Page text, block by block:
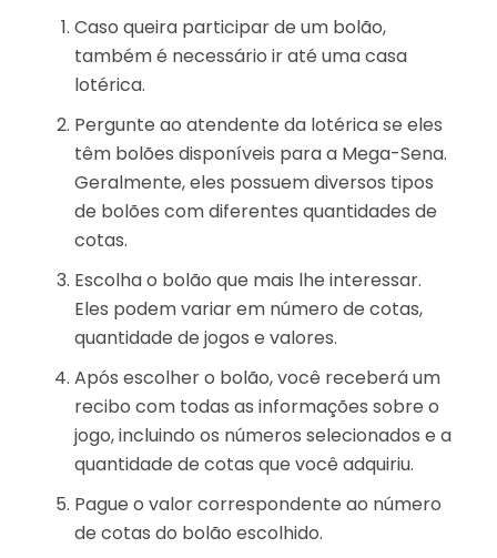
Caso queira participar de um bolão,
também é necessário ir até uma casa
lotérica.
Pergunte ao atendente da lotérica se eles
têm bolões disponíveis para a Mega-Sena.
Geralmente, eles possuem diversos tipos
de bolões com diferentes quantidades de
cotas.
Escolha o bolão que mais lhe interessar.
Eles podem variar em número de cotas,
quantidade de jogos e valores.
Após escolher o bolão, você receberá um
recibo com todas as informações sobre o
jogo, incluindo os números selecionados e a
quantidade de cotas que você adquiriu.
Pague o valor correspondente ao número
de cotas do bolão escolhido.